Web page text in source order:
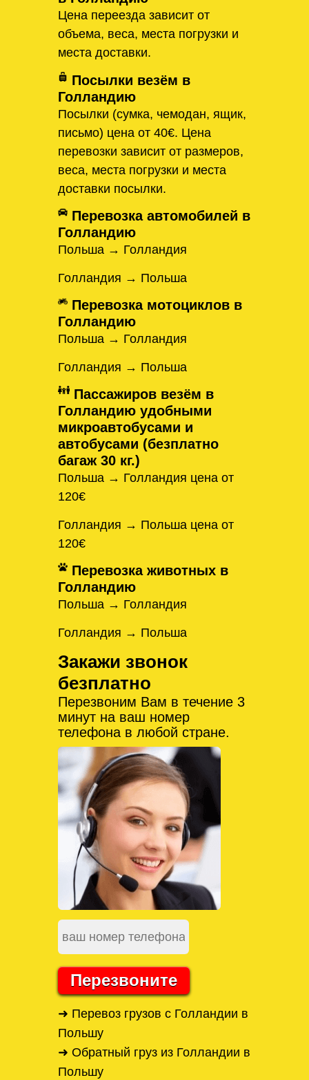
Цена переезда зависит от
объема, веса, места погрузки и
места доставки.
Посылки везём в
Голландию
Посылки (сумка, чемодан, ящик,
письмо) цена от 40€. Цена
перевозки зависит от размеров,
веса, места погрузки и места
доставки посылки.
Перевозка автомобилей в
Голландию
Польша → Голландия
Голландия → Польша
Перевозка мотоциклов в
Голландию
Польша → Голландия
Голландия → Польша
Пассажиров везём в
Голландию удобными
микроавтобусами и
автобусами (безплатно
багаж 30 кг.)
Польша → Голландия цена от
120€
Голландия → Польша цена от
120€
Перевозка животных в
Голландию
Польша → Голландия
Голландия → Польша
Закажи звонок
безплатно
Перезвоним Вам в течение 3
минут на ваш номер
телефона в любой стране.
Перезвоните
➜ Перевоз грузов с Голландии в
Польшу
➜ Обратный груз из Голландии в
Польшу